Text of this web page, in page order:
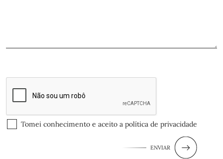
Tomei conhecimento e aceito a política de privacidade
ENVIAR